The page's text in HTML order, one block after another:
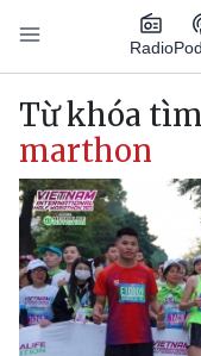
Nhảy đến nội dung
Radio
Main
Từ khóa
marthon